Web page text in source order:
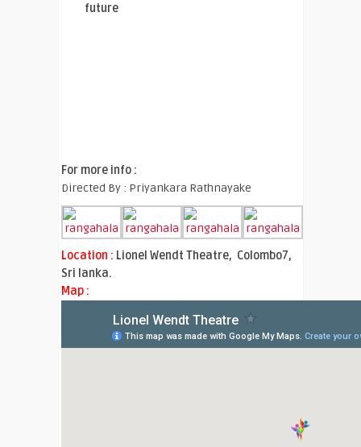
future
For more info :
Directed By : Priyankara Rathnayake
Location : Lionel Wendt Theatre, Colombo7,
Sri lanka.
Map :